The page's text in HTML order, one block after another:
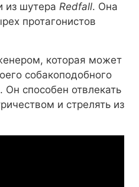
Трамп назвал олимпийца Хантера Гесса «настоящим неудачником» после того, как лыжник поделился «смешанными эмоциями» по поводу представления США прямо сейчас
из шутера Redfall. Она
протагонистов
которая может
собакоподобного
Он способен отвлекать
и стрелять из